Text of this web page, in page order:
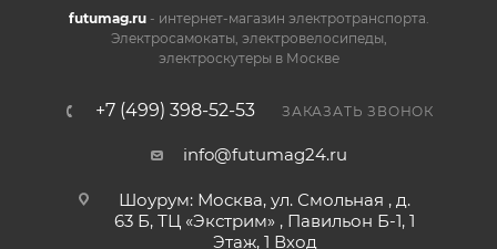
futumag.ru- интернет-магазин электротранспорта.
Электросамокаты, электровелосипеды,
электроскутеры в Москве
+7 (499) 398-52-53 ЗАКАЗАТЬ ЗВОНОК
info@futumag24.ru
Шоурум: Москва, ул. Смольная , д.
63 Б, ТЦ «Экстрим» , Павильон Б-1, 1
Этаж, 1 Вход